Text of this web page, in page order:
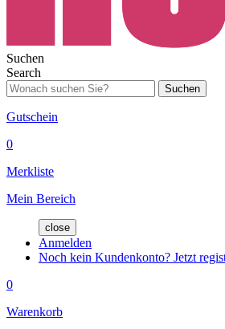
Suchen
Search
Suchen
Gutschein
0
Merkliste
Mein Bereich
close
Anmelden
Noch kein Kundenkonto? Jetzt
0
Warenkorb